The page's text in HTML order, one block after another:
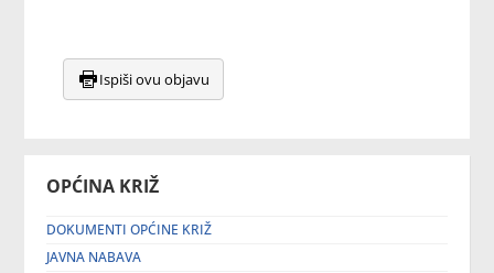
OPĆINA KRIŽ
DOKUMENTI OPĆINE KRIŽ
JAVNA NABAVA
Ispiši ovu objavu